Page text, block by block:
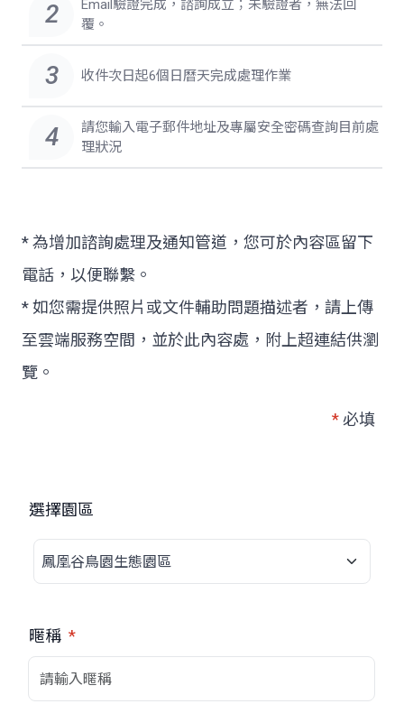
2
Email驗證完成，諮詢成立；未驗證者，無法回
覆。
3 收件次日起6個日曆天完成處理作業
4
請您輸入電子郵件地址及專屬安全密碼查詢目前處
理狀況
* 為增加諮詢處理及通知管道，您可於內容區留下
電話，以便聯繫。
* 如您需提供照片或文件輔助問題描述者，請上傳
至雲端服務空間，並於此內容處，附上超連結供瀏
覽。
* 必填
選擇園區
暱稱 *